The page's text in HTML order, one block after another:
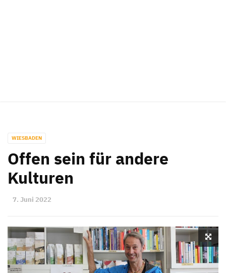
WIESBADEN
Offen sein für andere
Kulturen
7. Juni 2022